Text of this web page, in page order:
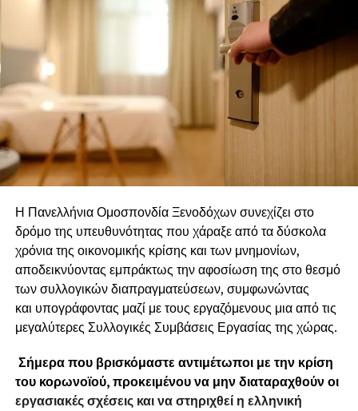
Η Πανελλήνια Ομοσπονδία Ξενοδόχων συνεχίζει στο
δρόμο της υπευθυνότητας που χάραξε από τα δύσκολα
χρόνια της οικονομικής κρίσης και των μνημονίων,
αποδεικνύοντας εμπράκτως την αφοσίωση της στο θεσμό
των συλλογικών διαπραγματεύσεων, συμφωνώντας
και υπογράφοντας μαζί με τους εργαζόμενους μια από τις
μεγαλύτερες Συλλογικές Συμβάσεις Εργασίας της χώρας.
Σήμερα που βρισκόμαστε αντιμέτωποι με την κρίση
του κορωνοϊού, προκειμένου να μην διαταραχθούν οι
εργασιακές σχέσεις και να στηριχθεί η ελληνική